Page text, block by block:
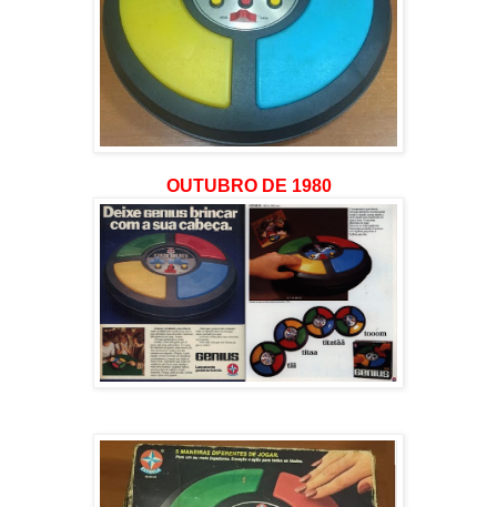
OUTUBRO DE 1980